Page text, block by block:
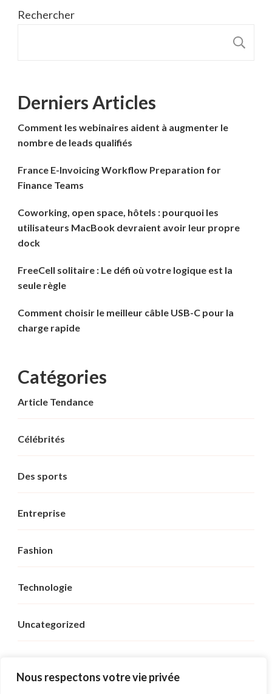
Nous respectons votre vie privée
Rechercher
Derniers Articles
Comment les webinaires aident à augmenter le
nombre de leads qualifiés
France E-Invoicing Workflow Preparation for
Finance Teams
Coworking, open space, hôtels : pourquoi les
utilisateurs MacBook devraient avoir leur propre
dock
FreeCell solitaire : Le défi où votre logique est la
seule règle
Comment choisir le meilleur câble USB-C pour la
charge rapide
Catégories
Article Tendance
Célébrités
Des sports
Entreprise
Fashion
Technologie
Uncategorized